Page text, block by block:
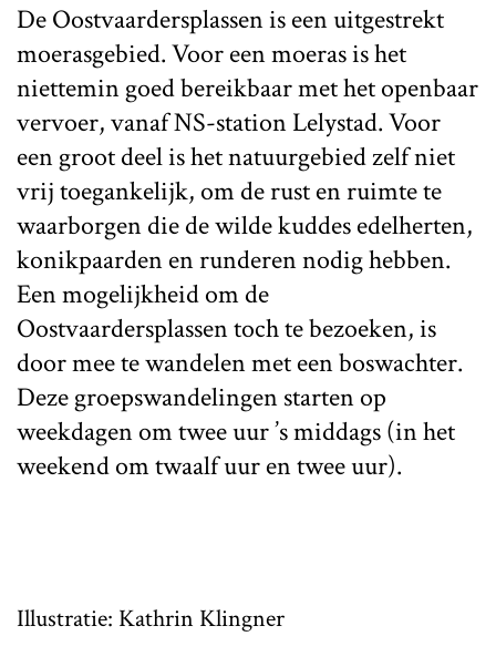
De Oostvaardersplassen is een uitgestrekt
moerasgebied. Voor een moeras is het
niettemin goed bereikbaar met het openbaar
vervoer, vanaf NS-station Lelystad. Voor
een groot deel is het natuurgebied zelf niet
vrij toegankelijk, om de rust en ruimte te
waarborgen die de wilde kuddes edelherten,
konikpaarden en runderen nodig hebben.
Een mogelijkheid om de
Oostvaardersplassen toch te bezoeken, is
door mee te wandelen met een boswachter.
Deze groepswandelingen starten op
weekdagen om twee uur ’s middags (in het
weekend om twaalf uur en twee uur).
Illustratie: Kathrin Klingner